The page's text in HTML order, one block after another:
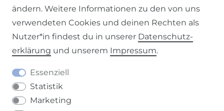
Barrierefreiheitserklärung Widerrufs­recht
ändern. Weitere Informationen zu den von uns
verwendeten Cookies und deinen Rechten als
Nutzer*in findest du in unserer Daten­schutz­
erklärung und unserem Impressum.
Essenziell
Statistik
Marketing